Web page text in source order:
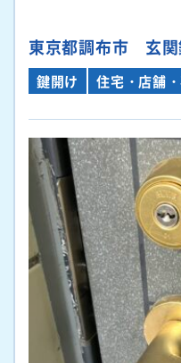
東京都調布市 玄関
鍵開け 住宅・店舗